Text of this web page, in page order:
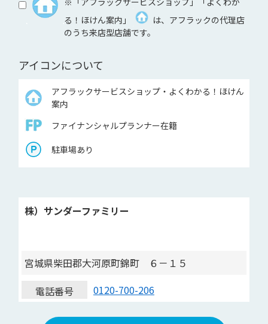
る！ほけん案内」
は、アフラックの代理店
のうち来店型店舗です。
アイコンについて
アフラックサービスショップ・よくわかる！ほけん
案内
ファイナンシャルプランナー在籍
駐車場あり
株）サンダーファミリー
宮城県柴田郡大河原町錦町 ６－１５
電話番号
0120-700-206